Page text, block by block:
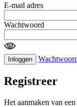
E-mail adres
Wachtwoord
Inloggen
Registreer
Het aanmaken van